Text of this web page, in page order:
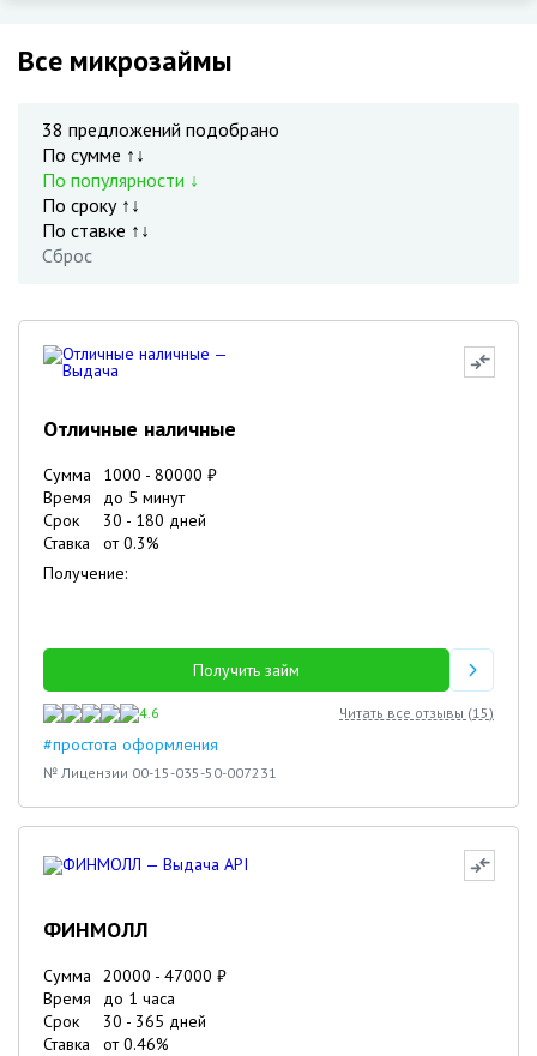
Все микрозаймы
38 предложений подобрано
По сумме ↑↓
По популярности ↓
По сроку ↑↓
По ставке ↑↓
Сброс
Отличные наличные
Сумма 1000 - 80000 ₽
Время
до 5 минут
Срок
30 - 180 дней
Ставка
от0.3%
Получение:
Получить займ
4.6 Читать все отзывы (15)
#простота оформления
№ Лицензии 00-15-035-50-007231
ФИНМОЛЛ
Сумма 20000 - 47000 ₽
Время
до 1 часа
Срок
30 - 365 дней
Ставка
от0.46%